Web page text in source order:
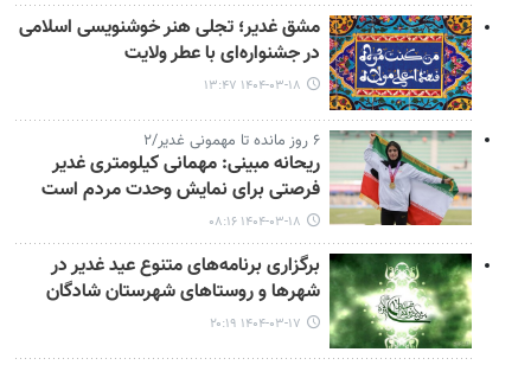
مشق غدیر؛ تجلی هنر خوشنویسی اسلامی
در جشنواره‌ای با عطر ولایت
۱۴۰۴-۰۳-۱۸ ۱۳:۴۷
۶ روز مانده تا مهمونی غدیر/۲
ریحانه مبینی: مهمانی کیلومتری غدیر
فرصتی برای نمایش وحدت مردم است
۱۴۰۴-۰۳-۱۸ ۰۸:۱۶
برگزاری برنامه‌های متنوع عید غدیر در
شهرها و روستاهای شهرستان شادگان
۱۴۰۴-۰۳-۱۷ ۲۰:۱۹